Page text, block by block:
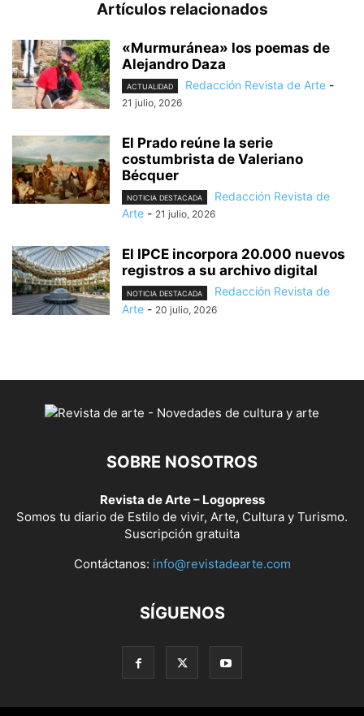
Artículos relacionados
«Murmuránea» los poemas de
Alejandro Daza
ACTUALIDAD Redacción Revista de Arte -
21 julio, 2026
El Prado reúne la serie
costumbrista de Valeriano
Bécquer
NOTICIA DESTACADA
Redacción Revista de
Arte - 21 julio, 2026
El IPCE incorpora 20.000 nuevos
registros a su archivo digital
NOTICIA DESTACADA
Redacción Revista de
Arte - 20 julio, 2026
SOBRE NOSOTROS
Revista de Arte – Logopress
Somos tu diario de Estilo de vivir, Arte, Cultura y Turismo.
Suscripción gratuita
Contáctanos: info@revistadearte.com
SÍGUENOS